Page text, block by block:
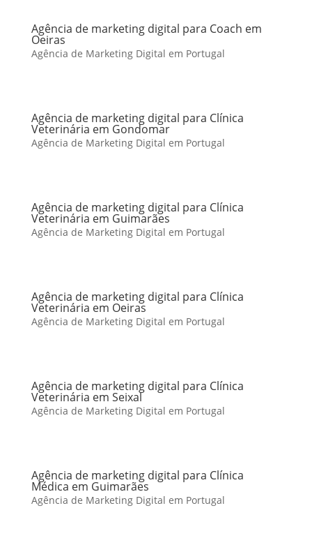
Agência de marketing digital para Coach em
Oeiras
Agência de Marketing Digital em Portugal
Agência de marketing digital para Clínica
Veterinária em Gondomar
Agência de Marketing Digital em Portugal
Agência de marketing digital para Clínica
Veterinária em Guimarães
Agência de Marketing Digital em Portugal
Agência de marketing digital para Clínica
Veterinária em Oeiras
Agência de Marketing Digital em Portugal
Agência de marketing digital para Clínica
Veterinária em Seixal
Agência de Marketing Digital em Portugal
Agência de marketing digital para Clínica
Médica em Guimarães
Agência de Marketing Digital em Portugal